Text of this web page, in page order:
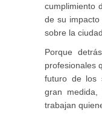
cumplimiento
de su
sobre la
Porque
profesionales
futuro de los
gran
trabajan